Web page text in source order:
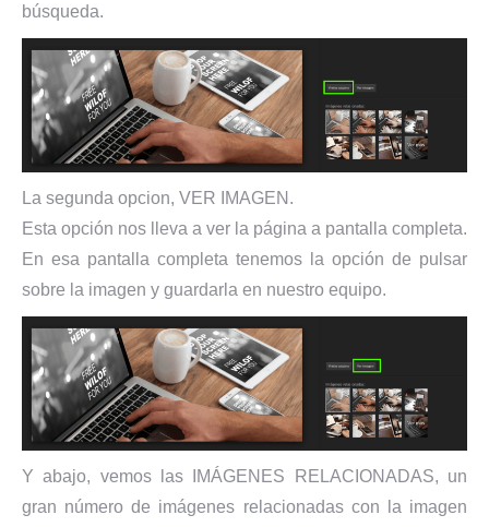
búsqueda.
La segunda opcion, VER IMAGEN.
Esta opción nos lleva a ver la página a pantalla completa.
En esa pantalla completa tenemos la opción de pulsar
sobre la imagen y guardarla en nuestro equipo.
Y abajo, vemos las IMÁGENES RELACIONADAS, un
gran número de imágenes relacionadas con la imagen